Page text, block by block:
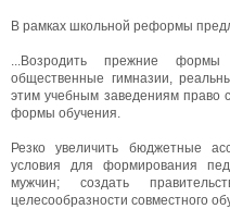
В рамках школьной реформы
...Возродить прежние
общественные гимназии,
этим учебным заведениям право
формы обучения.
Резко увеличить бюджетные
условия для формирования
мужчин; создать
целесообразности совместного